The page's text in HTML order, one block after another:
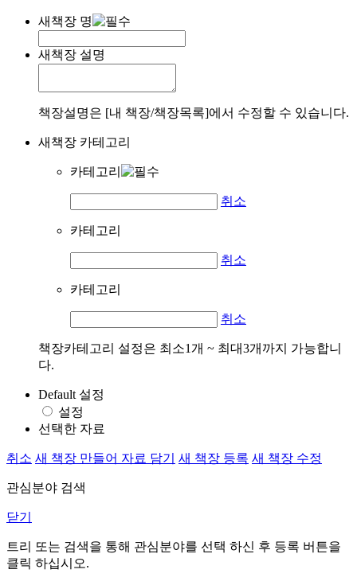
새책장 명
새책장 설명
책장설명은 [내 책장/책장목록]에서 수정할 수 있습니다.
새책장 카테고리
카테고리
취소
카테고리
취소
카테고리
취소
책장카테고리 설정은 최소1개 ~ 최대3개까지 가능합니
다.
Default 설정
설정
선택한 자료
취소 새 책장 만들어 자료 담기 새 책장 등록 새 책장 수정
관심분야 검색
닫기
트리 또는 검색을 통해 관심분야를 선택 하신 후 등록 버튼을
클릭 하십시오.